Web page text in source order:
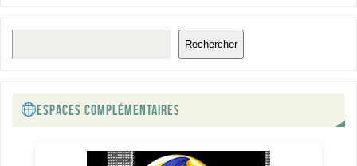
Rechercher
ESPACES COMPLÉMENTAIRES